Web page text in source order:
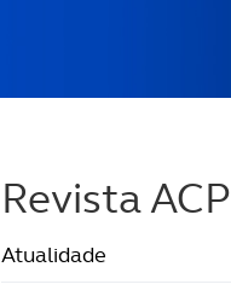
Revista ACP
Atualidade